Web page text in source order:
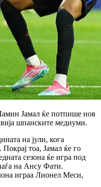
Јамал ќе потпише нов
шпанските медиуми.
на јули, кога
тоа, Јамал ќе го
сезона ќе игра под
на Ансу Фати.
играа Лионел Меси,